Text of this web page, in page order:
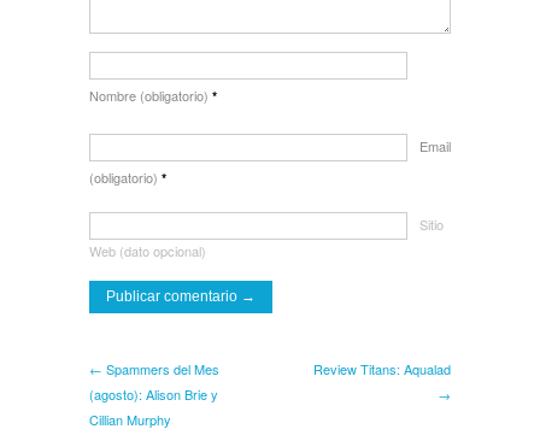
Nombre (obligatorio) *
Email
(obligatorio) *
Sitio
Web (dato opcional)
← Spammers del Mes
(agosto): Alison Brie y
Cillian Murphy
Review Titans: Aqualad
→